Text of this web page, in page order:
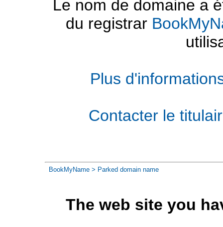
Le nom de domaine a
du registrar
Plus
Contacter le
BookMyName > Parked domain name
The web site you